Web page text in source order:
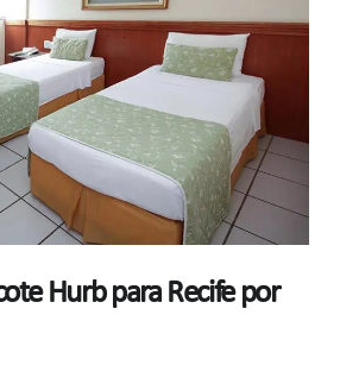
Hurb para Recife por